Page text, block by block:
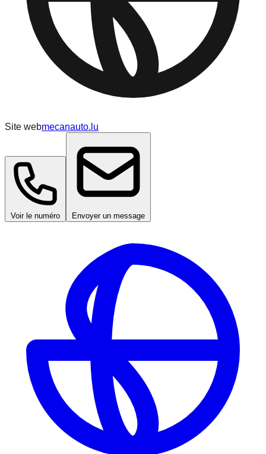
Site webmecanauto.lu
Voir le numéro Envoyer un message